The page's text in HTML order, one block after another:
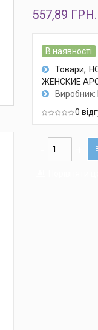
557,89 ГРН.
В наявності
Товари
ЖЕНСКИЕ
Виробник:
0